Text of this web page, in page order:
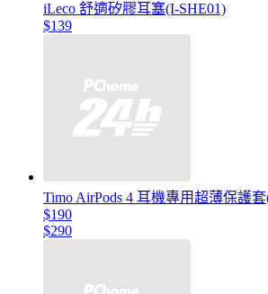
iLeco 舒適矽膠耳塞(I-SHE01)
$139
Timo AirPods 4 耳機專用超薄保護
$190
$290